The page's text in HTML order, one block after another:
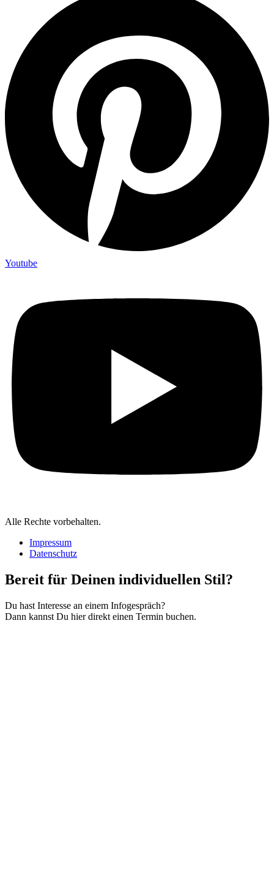
Youtube
Alle Rechte vorbehalten.
Impressum
Datenschutz
Bereit für Deinen individuellen Stil?
Du hast Interesse an einem Infogespräch?
Dann kannst Du hier direkt einen Termin buchen.